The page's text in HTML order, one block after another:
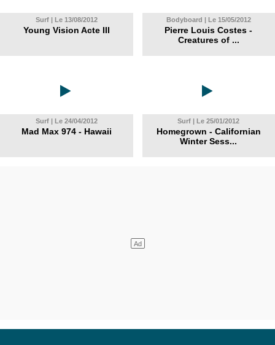
Surf | Le 13/08/2012
Young Vision Acte III
Bodyboard | Le 15/05/2012
Pierre Louis Costes -
Creatures of ...
Surf | Le 24/04/2012
Mad Max 974 - Hawaii
Surf | Le 25/01/2012
Homegrown - Californian
Winter Sess...